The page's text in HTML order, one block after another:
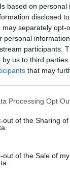
based on personal
disclosed
may separately opt-
personal
participants.
by us to third parties
that may
Processing Opt
out of the Sharing of
out of the Sale of my
Salvo Geraci
asta giudiziaria per